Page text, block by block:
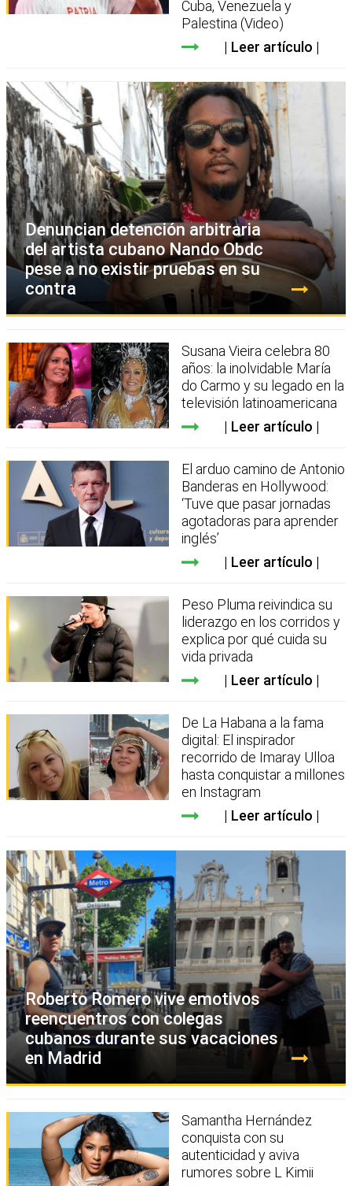
Cuba, Venezuela y
Palestina (Video)
Leer artículo
Denuncian detención arbitraria
del artista cubano Nando Obdc
pese a no existir pruebas en su
contra
Susana Vieira celebra 80
años: la inolvidable María
do Carmo y su legado en la
televisión latinoamericana
Leer artículo
El arduo camino de Antonio
Banderas en Hollywood:
‘Tuve que pasar jornadas
agotadoras para aprender
inglés’
Leer artículo
Peso Pluma reivindica su
liderazgo en los corridos y
explica por qué cuida su
vida privada
Leer artículo
De La Habana a la fama
digital: El inspirador
recorrido de Imaray Ulloa
hasta conquistar a millones
en Instagram
Leer artículo
Roberto Romero vive emotivos
reencuentros con colegas
cubanos durante sus vacaciones
en Madrid
Samantha Hernández
conquista con su
autenticidad y aviva
rumores sobre L Kimii